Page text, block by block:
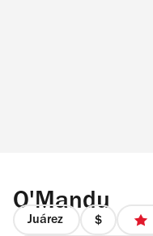
O'Mandu
Juárez
precio